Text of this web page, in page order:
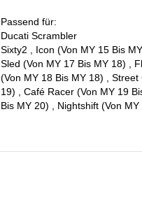
Passend für:
Ducati Scrambler
Sixty2 , Icon (Von MY 15 Bis
Sled (Von MY 17 Bis MY 18) ,
(Von MY 18 Bis MY 18) ,
19) , Café Racer (Von MY 19
Bis MY 20) , Nightshift (Von MY